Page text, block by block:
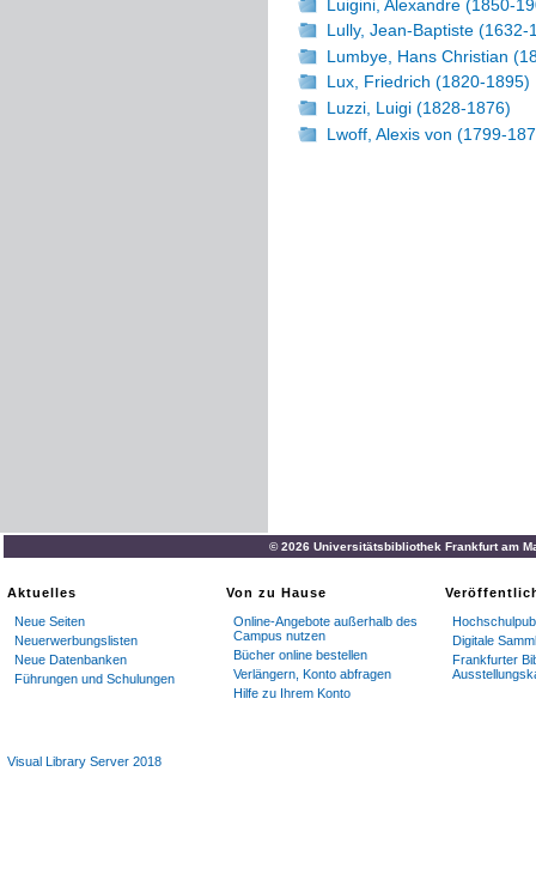
Luigini, Alexandre (1850-
Lully, Jean-Baptiste (1632-
Lumbye, Hans Christian
Lux, Friedrich (1820-1895)
Luzzi, Luigi (1828-1876)
Lwoff, Alexis von (1799-
© 2026 Universitätsbibliothek Frankfurt am
Aktuelles
Neue Seiten
Neuerwerbungslisten
Neue Datenbanken
Führungen und Schulungen
Von zu Hause
Online-Angebote außerhalb des
Campus nutzen
Bücher online bestellen
Verlängern, Konto abfragen
Hilfe zu Ihrem Konto
Digitale
Frankfurter
Visual Library Server 2018